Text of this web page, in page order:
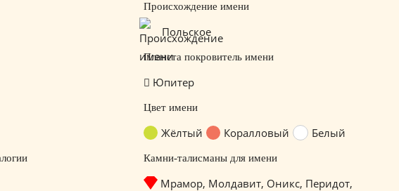
Происхождение имени
Польское
Планета покровитель имени
Юпитер
Цвет имени
Жёлтый Коралловый Белый
Камни-талисманы для имени
Мрамор, Молдавит, Оникс, Перидот,